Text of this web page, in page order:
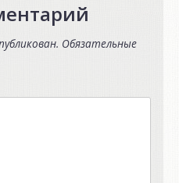
Обязательные